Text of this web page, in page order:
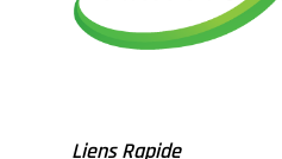
Liens Rapide